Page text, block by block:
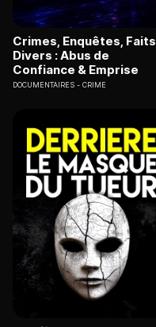
Crimes, Enquêtes, Faits
Divers : Abus de
Confiance & Emprise
DOCUMENTAIRES CRIME